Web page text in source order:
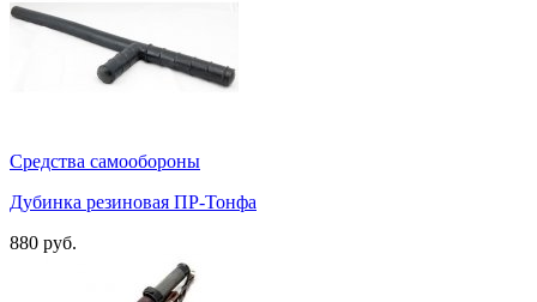
Средства самообороны
Дубинка резиновая ПР-Тонфа
880 руб.